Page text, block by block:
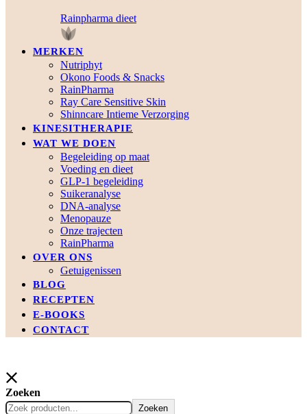
Rainpharma dieet
MERKEN
Nutriphyt
Okono Foods & Snacks
RainPharma
Ray Care Sensitive Skin
Shinncare Intieme Verzorging
KINESITHERAPIE
WAT WE DOEN
Begeleiding op maat
Voeding en dieet
GLP-1 begeleiding
Suikeranalyse
DNA-analyse
Menopauze
Onze trajecten
RainPharma
OVER ONS
Getuigenissen
BLOG
RECEPTEN
E-BOOKS
CONTACT
Zoeken
Zoeken